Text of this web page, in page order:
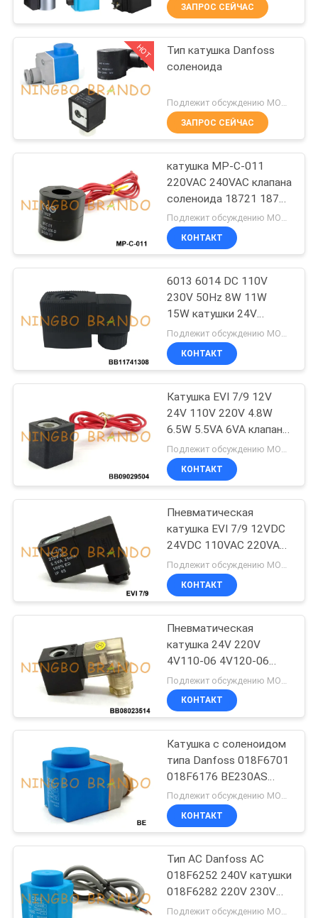
КОНТРОЛЬ
КАЧЕСТВА
СВЯЖИТЕСЬ
ЗАПРОСИТЕ
ЦИТАТУ
COMPANY
NEWS
КАРТА
САЙТА
ПОЛИТИКА
КОНФИДЕНЦИАЛЬНОСТИ
Пневматические
электромагнитный
клапан
Катушка клапана
соленоида
1071
armature клапана
соленоида
495
Клапан
реактивного
сопла ИМПа ульс
1184
Клапан соленоида
рефрижерации
485
пневматические
штуцеры шланга
ЗАПРОС СЕЙЧАС
HOT
Тип катушка Danfoss
соленоида
ЗАПРОС СЕЙЧАС
катушка MP-C-011
220VAC 240VAC клапана
соленоида 18721 18724
Henny Пенни
Подлежит обсуждению MOQ:50 шт.
КОНТАКТ
6013 6014 DC 110V
230V 50Hz 8W 11W
15W катушки 24V
клапана соленоида c
Подлежит обсуждению MOQ:500 шт.
КОНТАКТ
Катушка EVI 7/9 12V
24V 110V 220V 4.8W
6.5W 5.5VA 6VA клапана
соленоида
КОНТАКТ
Пневматическая
катушка EVI 7/9 12VDC
24VDC 110VAC 220VAC
клапана соленоида
КОНТАКТ
Пневматическая
катушка 24V 220V
4V110-06 4V120-06
4V130C-06 клапана
соленоида
КОНТАКТ
Катушка с соленоидом
типа Danfoss 018F6701
018F6176 BE230AS
220VAC 10W 12W
Подлежит обсуждению MOQ:500 шт.
КОНТАКТ
Тип AC Danfoss AC
018F6252 240V катушки
018F6282 220V 230V
соленоида
Подлежит обсуждению MOQ:500 шт.